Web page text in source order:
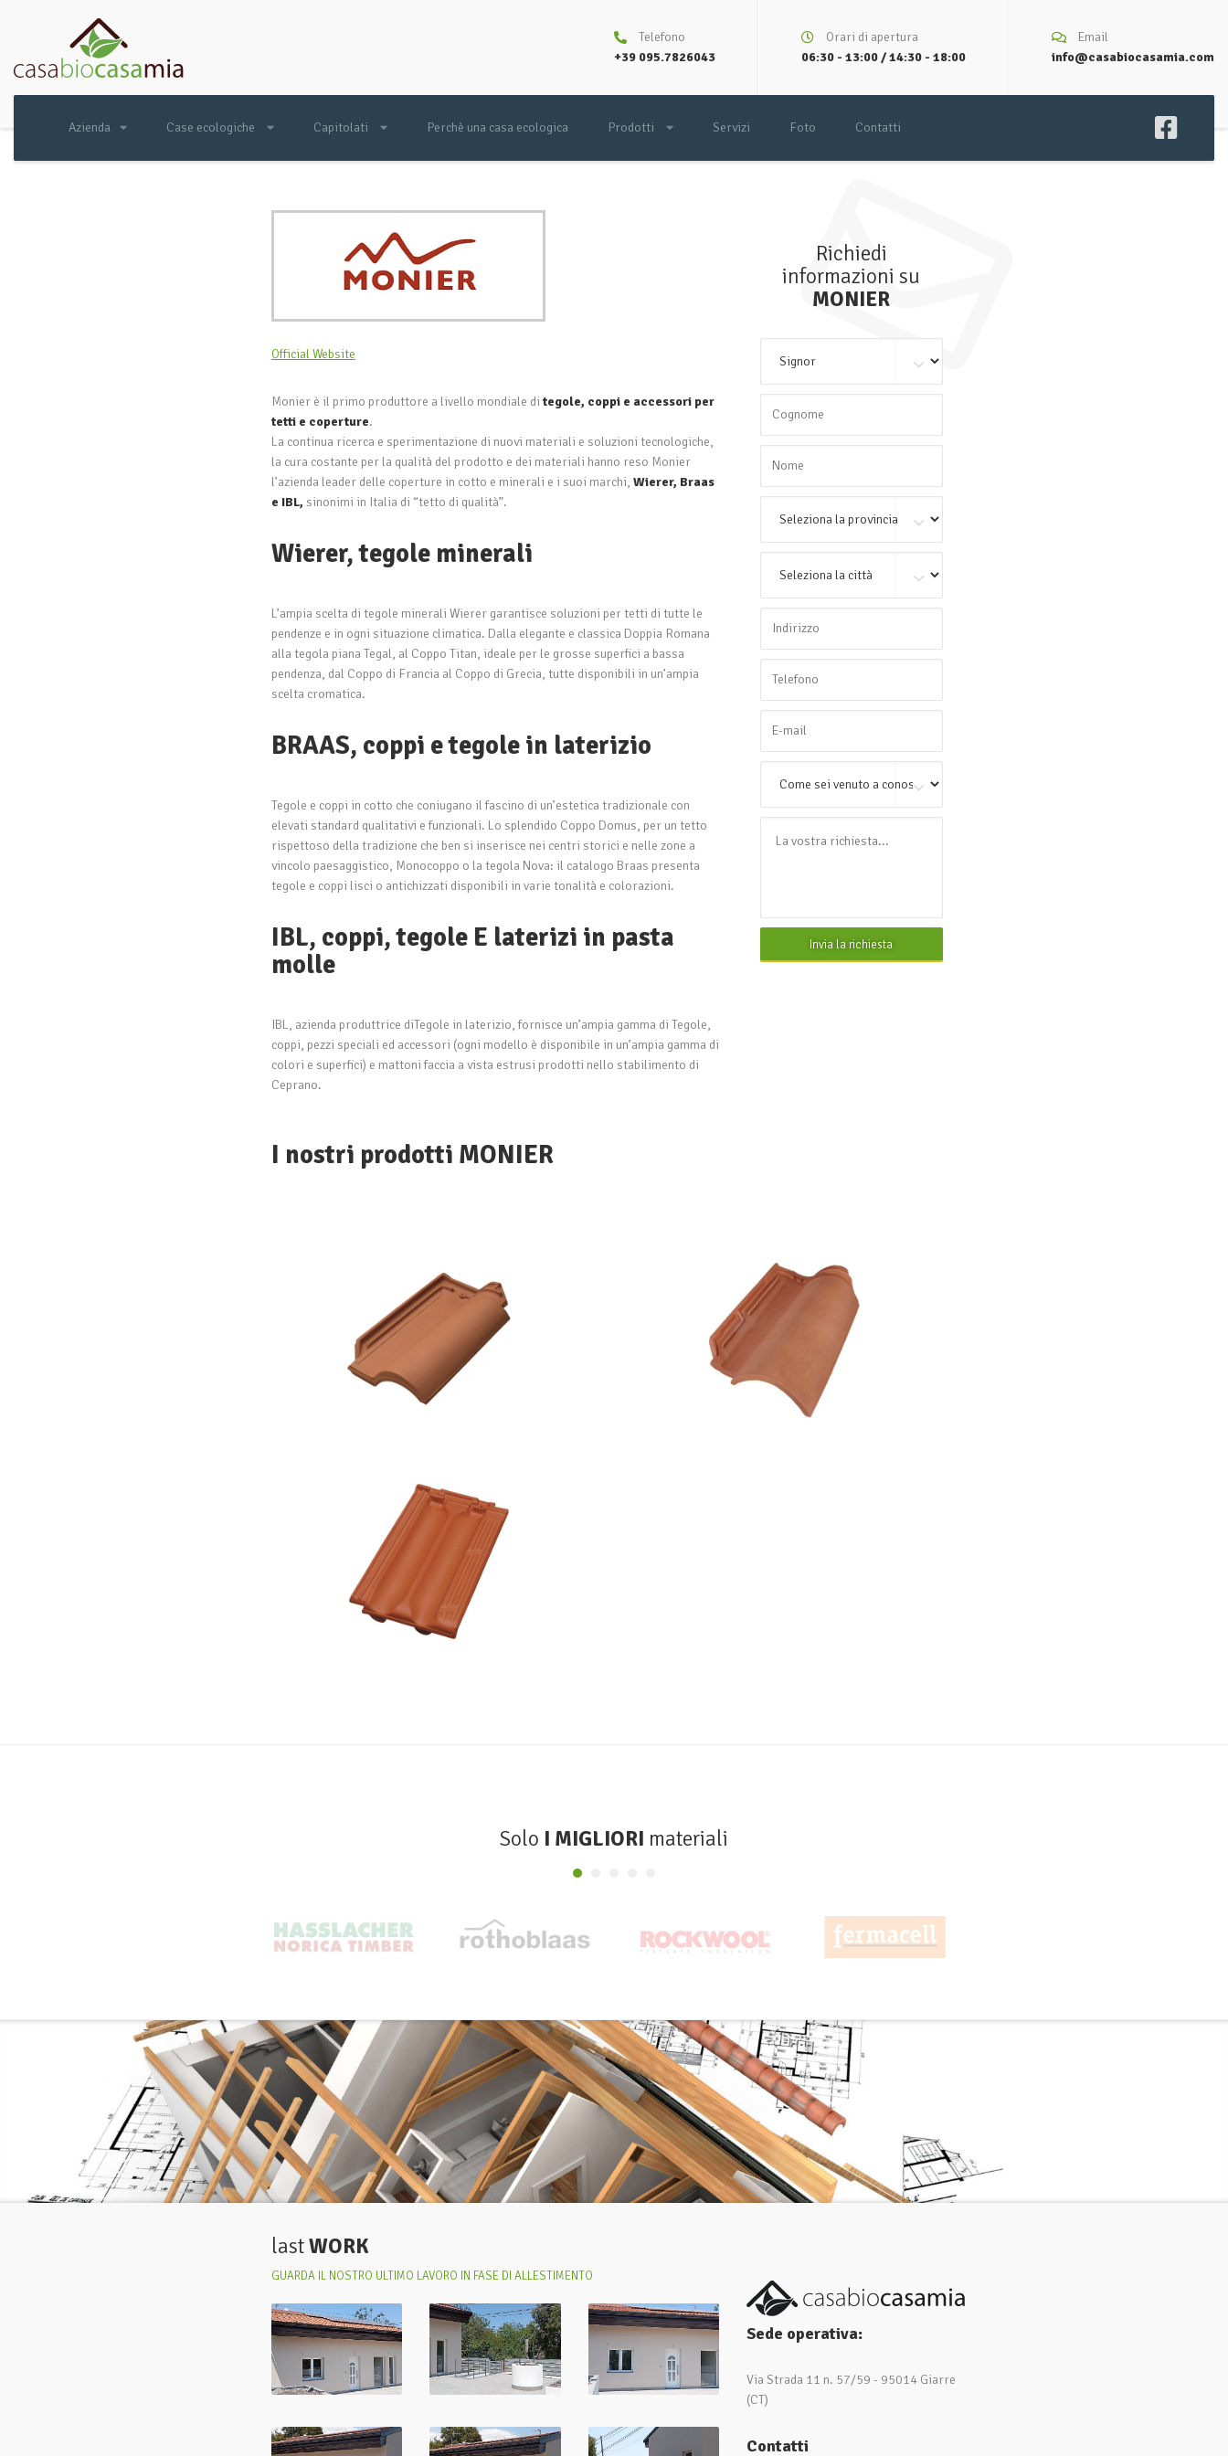
Telefono
+39 095.7826043
Orari di apertura
06:30 - 13:00 / 14:30 - 18:00
Email
info@casabiocasamia.com
Azienda Case ecologiche Capitolati Perchè una casa ecologica Prodotti Servizi Foto Contatti
Official Website
Monier è il primo produttore a livello mondiale ditegole, coppi e accessori per
tetti e coperture.
La continua ricerca e sperimentazione di nuovi materiali e soluzioni tecnologiche,
la cura costante per la qualità del prodotto e dei materiali hanno reso Monier
l’azienda leader delle coperture in cotto e minerali e i suoi marchi, Wierer, Braas
e IBL, sinonimi in Italia di “tetto di qualità”.
Wierer, tegole minerali
L’ampia scelta di tegole minerali Wierer garantisce soluzioni per tetti di tutte le
pendenze e in ogni situazione climatica. Dalla elegante e classica Doppia Romana
alla tegola piana Tegal, al Coppo Titan, ideale per le grosse superfici a bassa
pendenza, dal Coppo di Francia al Coppo di Grecia, tutte disponibili in un’ampia
scelta cromatica.
BRAAS, coppi e tegole in laterizio
Tegole e coppi in cotto che coniugano il fascino di un’estetica tradizionale con
elevati standard qualitativi e funzionali. Lo splendido Coppo Domus, per un tetto
rispettoso della tradizione che ben si inserisce nei centri storici e nelle zone a
vincolo paesaggistico, Monocoppo o la tegola Nova: il catalogo Braas presenta
tegole e coppi lisci o antichizzati disponibili in varie tonalità e colorazioni.
IBL, coppi, tegole E laterizi in pasta
molle
IBL, azienda produttrice diTegole in laterizio, fornisce un’ampia gamma di Tegole,
coppi, pezzi speciali ed accessori (ogni modello è disponibile in un’ampia gamma di
colori e superfici) e mattoni faccia a vista estrusi prodotti nello stabilimento di
Ceprano.
Richiedi
informazioni su
MONIER
Invia la richiesta
I nostri prodotti MONIER
Tegola Portoghese Tegola Coppotech
Tegola Marsigliese
Solo I MIGLIORI materiali
lastWORK
GUARDA IL NOSTRO ULTIMO LAVORO IN FASE DI ALLESTIMENTO
Sede operativa:
Via Strada 11 n. 57/59 - 95014 Giarre
(CT)
Contatti